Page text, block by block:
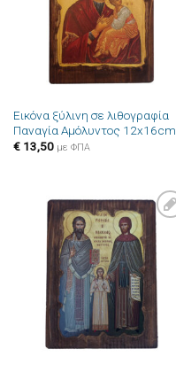
Εικόνα ξύλινη σε λιθογραφία
Παναγία Αμόλυντος 12x16cm
€13,50 με ΦΠΑ
Πρόσθήκη
στην λίστα
επιθυμιών